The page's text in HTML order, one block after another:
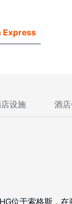
Express
设施 酒
位于索格斯，